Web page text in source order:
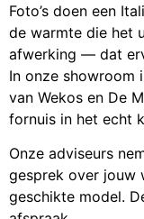
Foto’s doen een
de warmte die het
afwerking — dat
In onze showroom
van Wekos en De
fornuis in het echt
Onze adviseurs
gesprek over jouw
geschikte model.